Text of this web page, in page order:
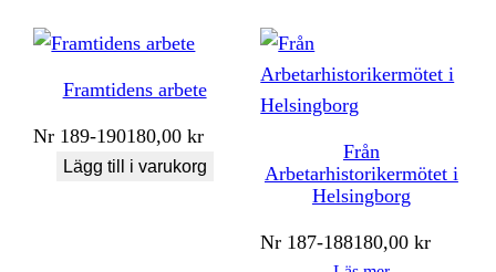
Framtidens arbete
Nr 189-190180,00kr
Lägg till i varukorg
Från
Arbetarhistorikermötet i
Helsingborg
Nr 187-188180,00kr